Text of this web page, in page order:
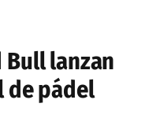
Bull lanzan
de pádel